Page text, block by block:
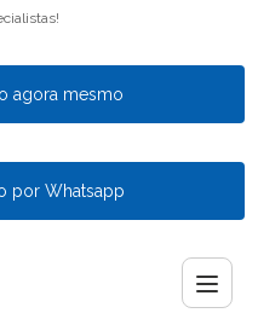
agora mesmo
por Whatsapp